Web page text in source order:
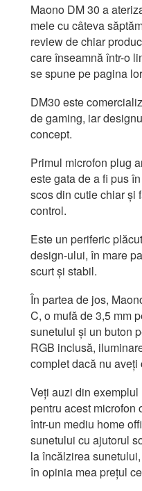
Maono DM 30 a
mele cu câteva
review de chiar
care înseamnă într-o
se spune pe pagina
DM30 este
de gaming, iar
concept.
Primul microfon plug
este gata de a fi pus
scos din cutie chiar și
control.
Este un periferic
design-ului, în mare
scurt și stabil.
În partea de jos,
C, o mufă de 3,5 mm
sunetului și un buton
RGB inclusă,
complet dacă nu aveți
Veți auzi din
pentru acest microfon
într-un mediu home
sunetului cu ajutorul
la încălzirea
în opinia mea prețul